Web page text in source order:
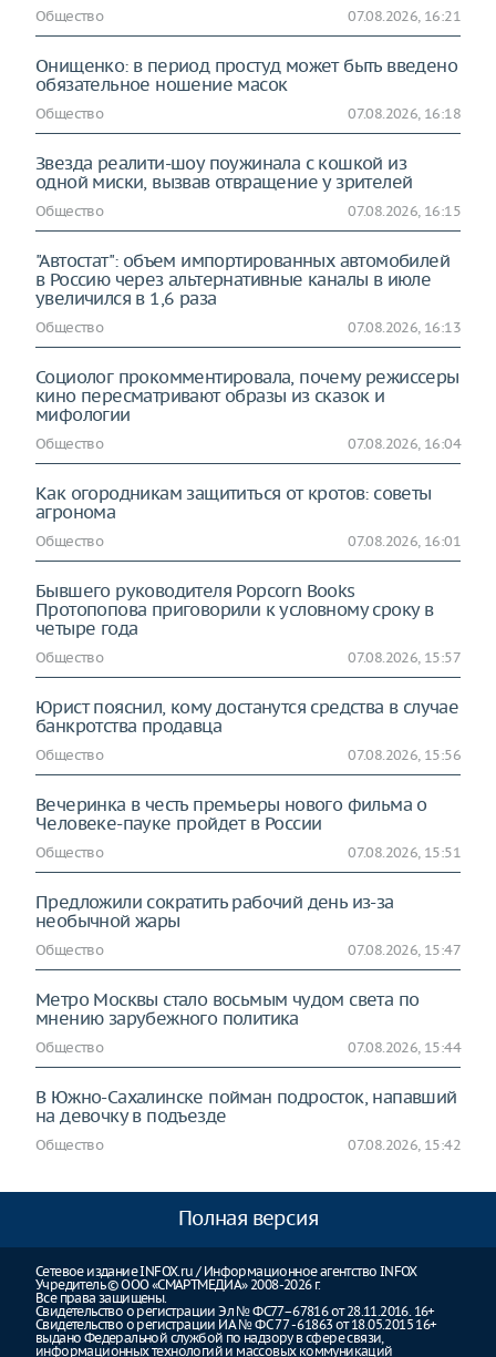
Общество 07.08.2026, 16:21
Онищенко: в период простуд может быть введено
обязательное ношение масок
Общество 07.08.2026, 16:18
Звезда реалити-шоу поужинала с кошкой из
одной миски, вызвав отвращение у зрителей
Общество 07.08.2026, 16:15
"Автостат": объем импортированных автомобилей
в Россию через альтернативные каналы в июле
увеличился в 1,6 раза
Общество 07.08.2026, 16:13
Социолог прокомментировала, почему режиссеры
кино пересматривают образы из сказок и
мифологии
Общество 07.08.2026, 16:04
Как огородникам защититься от кротов: советы
агронома
Общество 07.08.2026, 16:01
Бывшего руководителя Popcorn Books
Протопопова приговорили к условному сроку в
четыре года
Общество 07.08.2026, 15:57
Юрист пояснил, кому достанутся средства в случае
банкротства продавца
Общество 07.08.2026, 15:56
Вечеринка в честь премьеры нового фильма о
Человеке-пауке пройдет в России
Общество 07.08.2026, 15:51
Предложили сократить рабочий день из-за
необычной жары
Общество 07.08.2026, 15:47
Метро Москвы стало восьмым чудом света по
мнению зарубежного политика
Общество 07.08.2026, 15:44
В Южно-Сахалинске пойман подросток, напавший
на девочку в подъезде
Общество 07.08.2026, 15:42
Полная версия
Сетевое издание INFOX.ru / Информационное агентство INFOX
Учредитель © ООО «СМАРТМЕДИА» 2008-2026 г.
Все права защищены.
Свидетельство о регистрации Эл № ФС77–67816 от 28.11.2016. 16+
Свидетельство о регистрации ИА № ФС 77 - 61863 от 18.05.2015 16+
выдано Федеральной службой по надзору в сфере связи,
информационных технологий и массовых коммуникаций